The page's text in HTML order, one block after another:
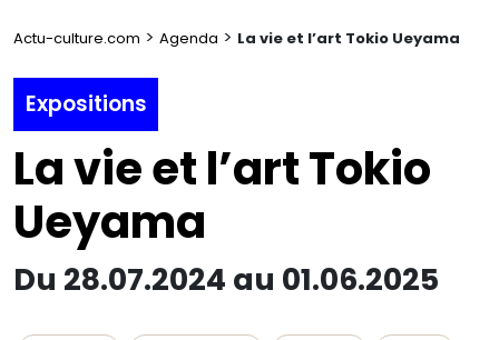
Actu-culture.com > Agenda > La vie et l’art Tokio Ueyama
Expositions
La vie et l’art Tokio
Ueyama
Du 28.07.2024 au 01.06.2025